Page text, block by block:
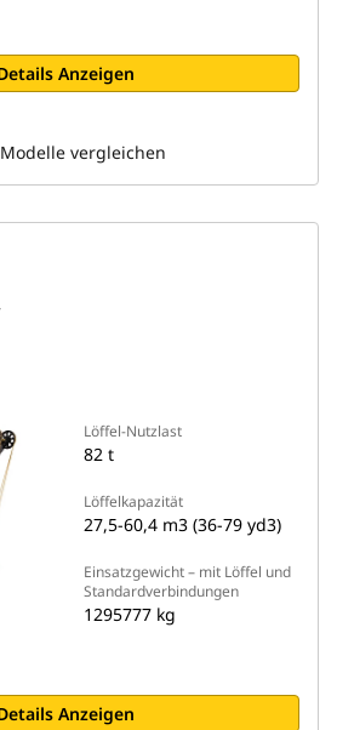
Anzeigen
Modelle vergleichen
Löffel-Nutzlast
82 t
Löffelkapazität
27,5-60,4 m3 (36-79 yd3)
Einsatzgewicht – mit Löffel und
Standardverbindungen
1295777 kg
Anzeigen